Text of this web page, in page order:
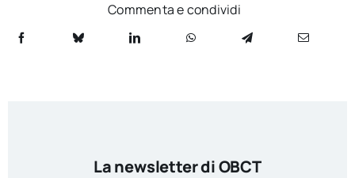
Commenta e condividi
La newsletter di OBCT